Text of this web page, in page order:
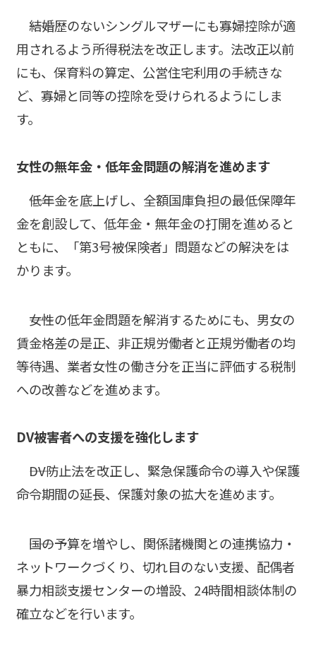
――結婚歴のないシングルマザーにも寡婦控除が適
用されるよう所得税法を改正します。法改正以前
にも、保育料の算定、公営住宅利用の手続きな
ど、寡婦と同等の控除を受けられるようにしま
す。
女性の無年金・低年金問題の解消を進めます
――低年金を底上げし、全額国庫負担の最低保障年
金を創設して、低年金・無年金の打開を進めると
ともに、「第3号被保険者」問題などの解決をは
かります。
――女性の低年金問題を解消するためにも、男女の
賃金格差の是正、非正規労働者と正規労働者の均
等待遇、業者女性の働き分を正当に評価する税制
への改善などを進めます。
DV被害者への支援を強化します
――DV防止法を改正し、緊急保護命令の導入や保護
命令期間の延長、保護対象の拡大を進めます。
――国の予算を増やし、関係諸機関との連携協力・
ネットワークづくり、切れ目のない支援、配偶者
暴力相談支援センターの増設、24時間相談体制の
確立などを行います。